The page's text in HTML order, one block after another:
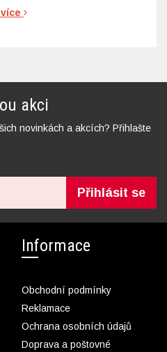
akci
novinkách a akcích? Přihlašte
Přihlásit se
Informace
Obchodní podmínky
Reklamace
Ochrana osobních údajů
Doprava a poštovné